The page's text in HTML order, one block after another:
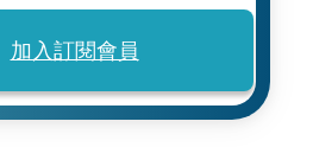
加入訂閱會員